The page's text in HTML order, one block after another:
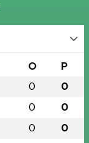
O P
0 0
0 0
0 0